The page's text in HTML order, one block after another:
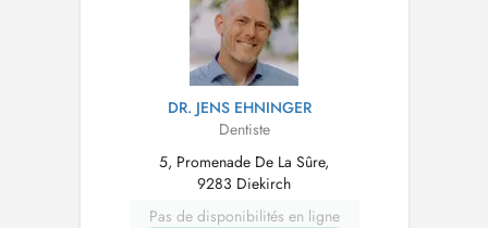
DR. JENS EHNINGER
Dentiste
5, Promenade De La Sûre,
9283 Diekirch
Pas de disponibilités en ligne